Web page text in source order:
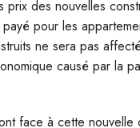
des nouvelles
pour les
ne sera pas
causé par la
face à cette nouvelle